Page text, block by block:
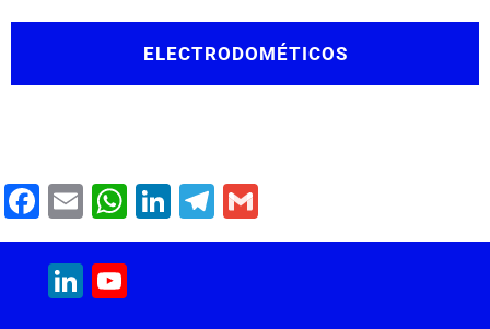
ELECTRODOMÉTICOS
F
a
c
e
E
m
ai
W
h
Li
n
T
el m
LinkedIn